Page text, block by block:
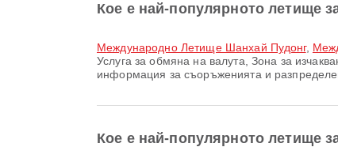
Кое е най-популярното летище
Международно Летище Шанхай Пудонг,
Услуга за обмяна на валута, Зона за
информация за съоръженията и
Кое е най-популярното летище